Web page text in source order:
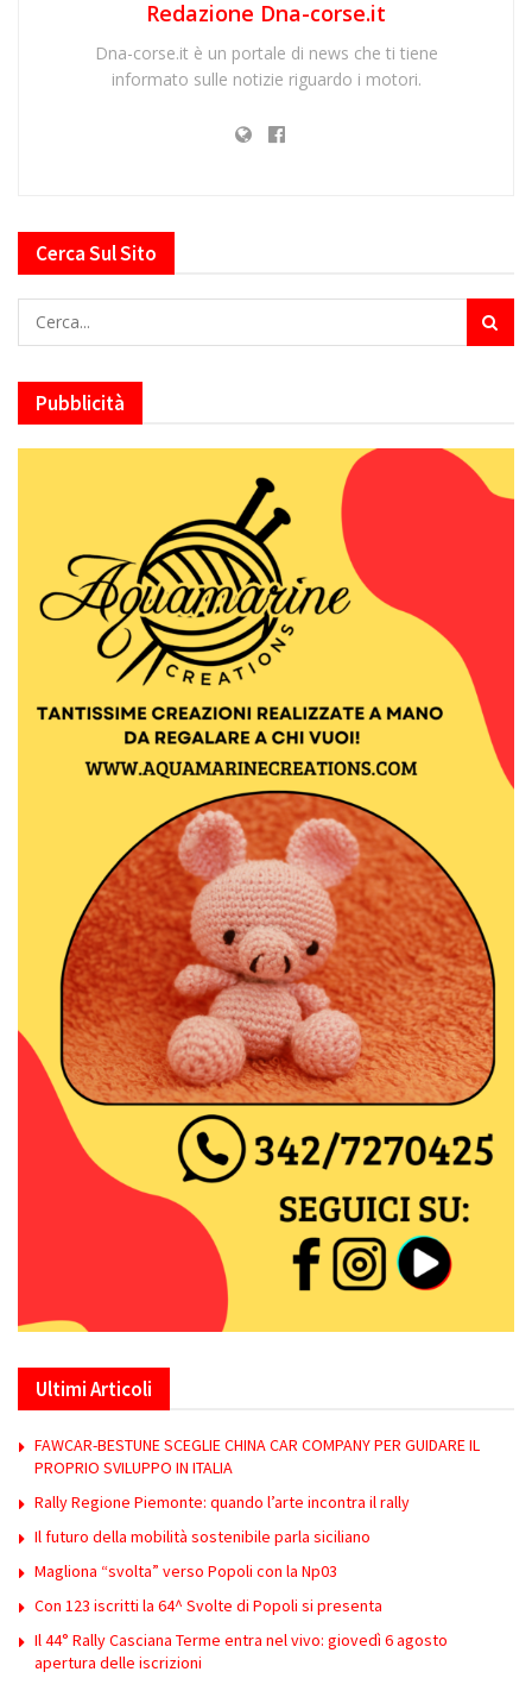
Redazione Dna-corse.it
Dna-corse.it è un portale di news che ti tiene
informato sulle notizie riguardo i motori.
Cerca Sul Sito
Pubblicità
Ultimi Articoli
FAWCAR-BESTUNE SCEGLIE CHINA CAR COMPANY PER GUIDARE IL
PROPRIO SVILUPPO IN ITALIA
Rally Regione Piemonte: quando l’arte incontra il rally
Il futuro della mobilità sostenibile parla siciliano
Magliona “svolta” verso Popoli con la Np03
Con 123 iscritti la 64^ Svolte di Popoli si presenta
Il 44° Rally Casciana Terme entra nel vivo: giovedì 6 agosto
apertura delle iscrizioni